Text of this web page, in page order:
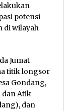
potensi
di wilayah
Jumat
titik longsor
Gondang,
dan Atik
dan